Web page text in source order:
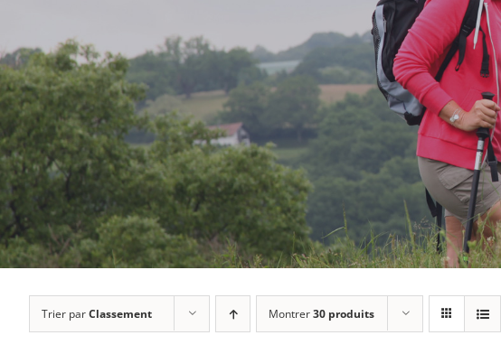
Trier parClassement Montrer30 produits